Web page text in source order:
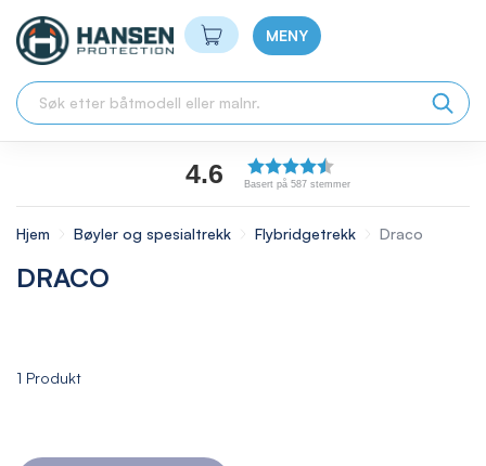
Min handlekurv
MENY
4.6 Basert på 587 stemmer
Hjem Bøyler og spesialtrekk Flybridgetrekk Draco
DRACO
1 Produkt